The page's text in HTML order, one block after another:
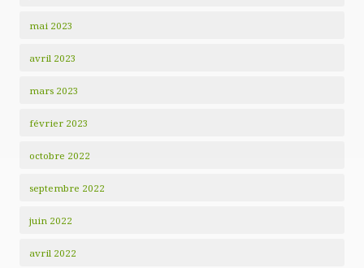
mai 2023
avril 2023
mars 2023
février 2023
octobre 2022
septembre 2022
juin 2022
avril 2022